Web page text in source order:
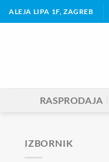
Skip
to
ALEJA LIPA 1F, ZAGREB
RASPRODAJA
IZBORNIK